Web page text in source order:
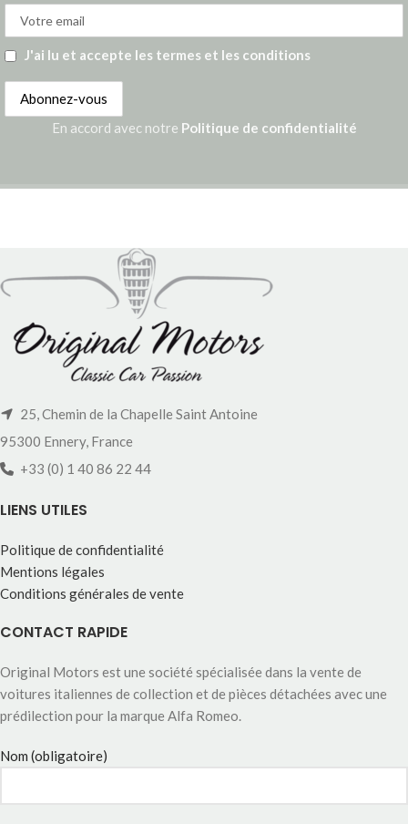
J'ai lu et accepte les termes et les conditions
En accord avec notre Politique de confidentialité
25, Chemin de la Chapelle Saint Antoine
95300 Ennery, France
+33 (0) 1 40 86 22 44
LIENS UTILES
Politique de confidentialité
Mentions légales
Conditions générales de vente
CONTACT RAPIDE
Original Motors est une société spécialisée dans la vente de
voitures italiennes de collection et de pièces détachées avec une
prédilection pour la marque Alfa Romeo.
Nom (obligatoire)